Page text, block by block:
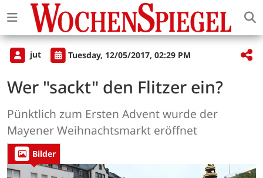
jut Tuesday, 12/05/2017, 02:29 PM
Wer "sackt" den Flitzer ein?
Pünktlich zum Ersten Advent wurde der
Mayener Weihnachtsmarkt eröffnet
Bilder